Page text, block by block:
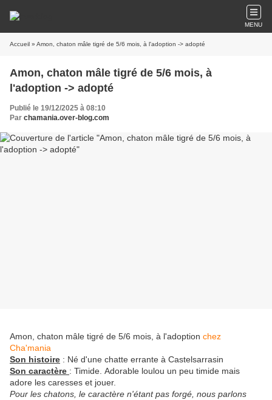
MENU
Accueil » Amon, chaton mâle tigré de 5/6 mois, à l'adoption -> adopté
Amon, chaton mâle tigré de 5/6 mois, à
l'adoption -> adopté
Publié le 19/12/2025 à 08:10
Par chamania.over-blog.com
Amon, chaton mâle tigré de 5/6 mois, à l'adoption chez
Cha'mania
Son histoire : Né d'une chatte errante à Castelsarrasin
Son caractère : Timide Adorable loulou un peu timide mais
adore les caresses et jouer.
Pour les chatons, le caractère n'étant pas forgé, nous parlons